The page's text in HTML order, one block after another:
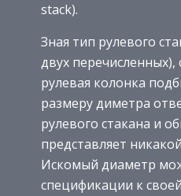
stack).
Зная тип рулевого
двух перечисленных),
рулевая колонка
размеру диметра
рулевого стакана и
представляет
Искомый диаметр
спецификации к